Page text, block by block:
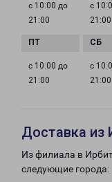
с 10:00 до
21:00
с
21:00
с 10:00 до
21:00
с
21:00
Доставка из
Из филиала в
следующие города: